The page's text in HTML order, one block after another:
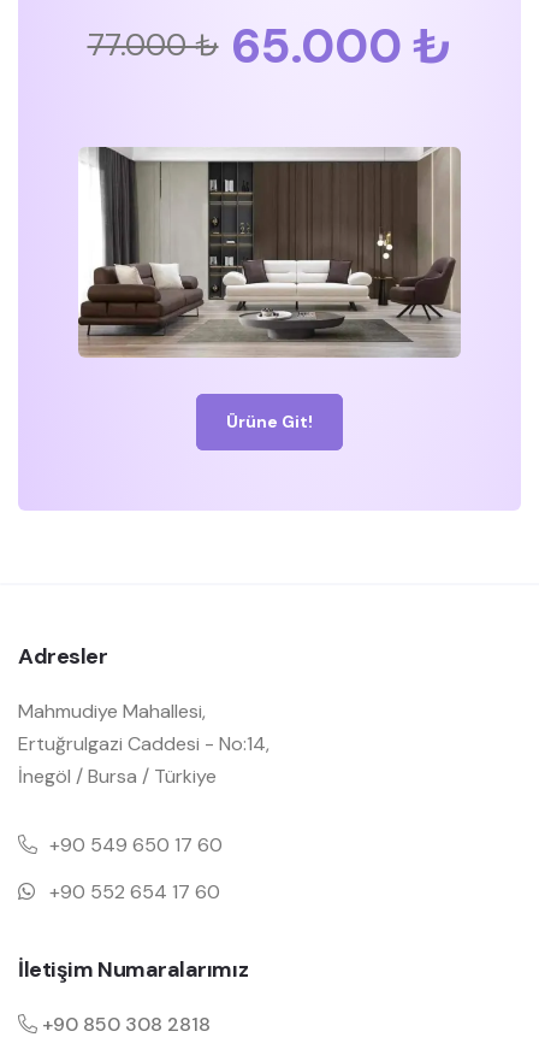
77.000 ₺ 65.000 ₺
Ürüne Git!
Adresler
Mahmudiye Mahallesi,
Ertuğrulgazi Caddesi - No:14,
İnegöl / Bursa / Türkiye
+90 549 650 17 60
+90 552 654 17 60
İletişim Numaralarımız
+90 850 308 2818